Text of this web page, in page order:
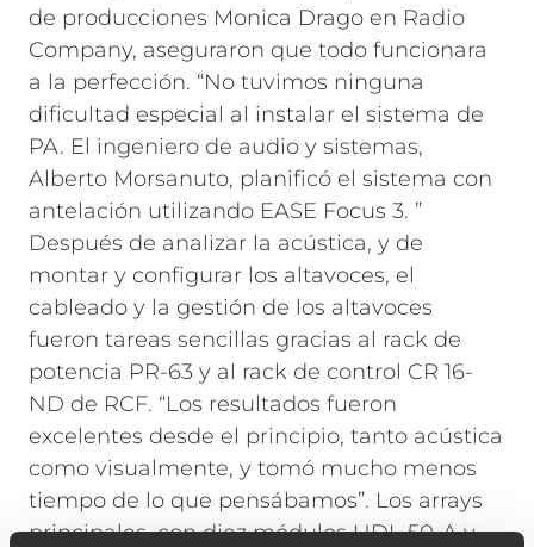
de producciones Monica Drago en Radio
Company, aseguraron que todo funcionara
a la perfección. “No tuvimos ninguna
dificultad especial al instalar el sistema de
PA. El ingeniero de audio y sistemas,
Alberto Morsanuto, planificó el sistema con
antelación utilizando EASE Focus 3. ”
Después de analizar la acústica, y de
montar y configurar los altavoces, el
cableado y la gestión de los altavoces
fueron tareas sencillas gracias al rack de
potencia PR-63 y al rack de control CR 16-
ND de RCF. “Los resultados fueron
excelentes desde el principio, tanto acústica
como visualmente, y tomó mucho menos
tiempo de lo que pensábamos”. Los arrays
principales, con diez módulos HDL 50-A y